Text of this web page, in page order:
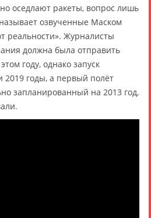
оседлают ракеты, вопрос лишь
называет озвученные Маском
реальности». Журналисты
должна была отправить
году, однако запуск
2019 годы, а первый полёт
запланированный на 2013 год,